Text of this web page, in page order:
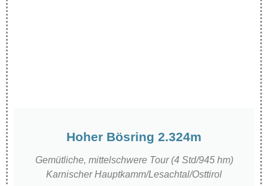
Hoher Bösring 2.324m
Gemütliche, mittelschwere Tour (4 Std/945 hm)
Karnischer Hauptkamm/Lesachtal/Osttirol